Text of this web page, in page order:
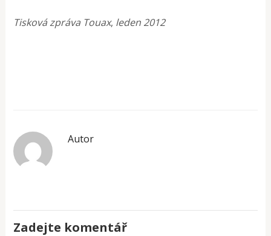
Tisková zpráva Touax, leden 2012
Autor
Zadejte komentář